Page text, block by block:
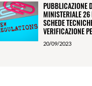
PUBBLICAZIONE
MINISTERIALE
SCHEDE
VERIFICAZIONE
20/09/2023